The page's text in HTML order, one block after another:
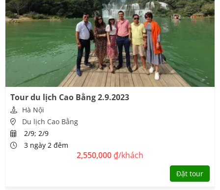
Tour du lịch Cao Bằng 2.9.2023
Hà Nội
Du lịch Cao Bằng
2/9; 2/9
3 ngày 2 đêm
2,550,000 ₫/khách
Đặt tour